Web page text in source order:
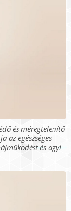
és méregtelenítő
az egészséges
és agyi